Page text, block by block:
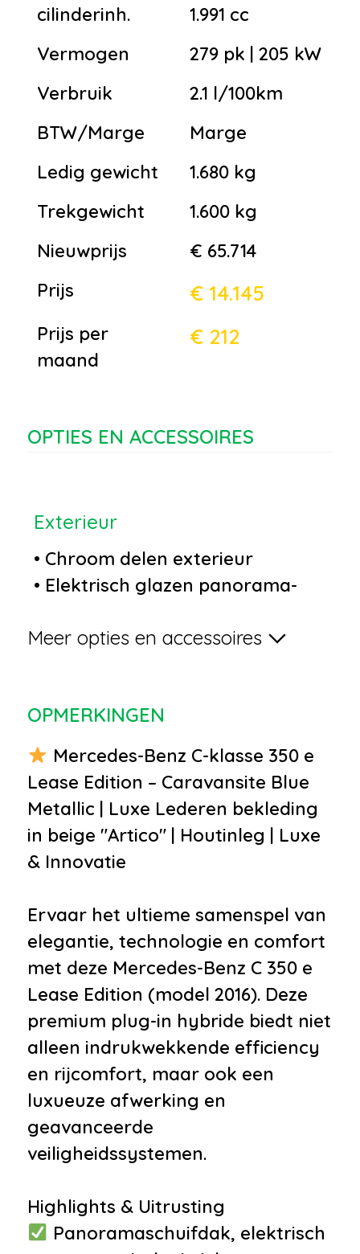
cilinderinh.
1.991 cc
Vermogen
279 pk | 205 kW
Verbruik
2.1 l/100km
BTW/Marge
Marge
Ledig gewicht
1.680 kg
Trekgewicht
1.600 kg
Nieuwprijs
€ 65.714
Prijs
€ 14.145
Prijs per
maand
€ 212
OPTIES EN ACCESSOIRES
Exterieur
• Chroom delen exterieur
• Elektrisch glazen panorama-
•Grootlichtassistent
•Parkeer assistent
• Parkeersensor voor en achter
Privacy glass
•Buitenspiegels elektrisch
inklapbaar
• Buitenspiegels elektrisch
•
Bumpers in carrosseriekleur
•Centrale deurvergrendeling
met afstandsbediening
Dimlichten automatisch
Elektrisch bedienbare
achterklep
Getint glas
Koplampen adaptief
LED achterlichten
• LED dagrijverlichting
Uitlaat sierstuk
•Warmtewerend glas
Infotainment
Meer opties en accessoires
OPMERKINGEN
Mercedes-Benz C-klasse 350 e
Lease Edition – Caravansite Blue
Metallic | Luxe Lederen bekleding
in beige "Artico" | Houtinleg | Luxe
& Innovatie
Ervaar het ultieme samenspel van
elegantie, technologie en comfort
met deze Mercedes-Benz C 350 e
Lease Edition (model 2016). Deze
premium plug-in hybride biedt niet
alleen indrukwekkende efficiency
en rijcomfort, maar ook een
luxueuze afwerking en
geavanceerde
veiligheidssystemen.
Highlights & Uitrusting
Panoramaschuifdak, elektrisch